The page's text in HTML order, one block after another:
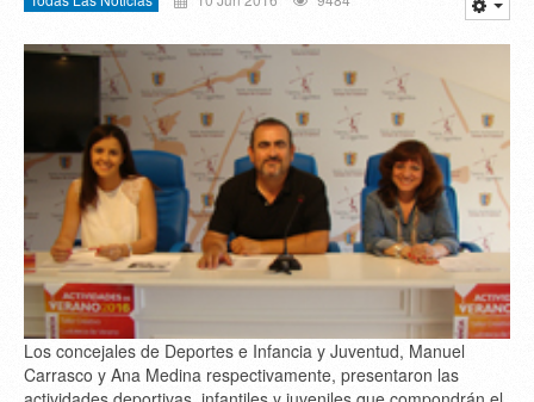
Los concejales de Deportes e Infancia y Juventud, Manuel
Carrasco y Ana Medina respectivamente, presentaron las